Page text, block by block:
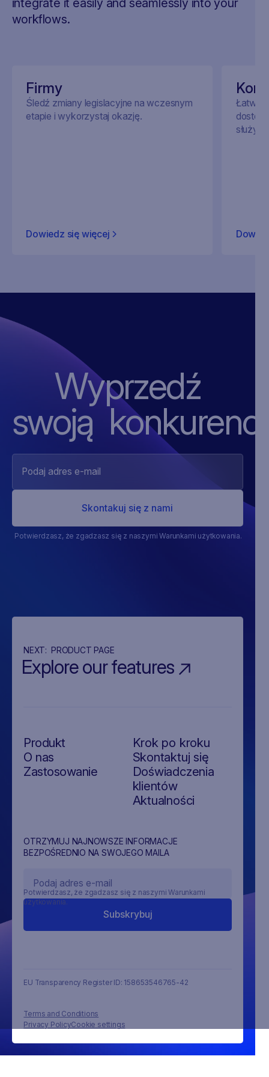
integrate it easily and seamlessly into your
workflows.
Firmy
Śledź zmiany legislacyjne na wczesnym
etapie i wykorzystaj okazję.
Dowiedz się więcej
Łatwo
Wyprzedź
swoją
Potwierdzasz, że zgadzasz się z naszymi Warunkami użytkowania.
NEXT: PRODUCT PAGE
Explore our features
OTRZYMUJ NAJNOWSZE INFORMACJE
BEZPOŚREDNIO NA SWOJEGO MAILA
Potwierdzasz, że zgadzasz się z naszymi Warunkami
użytkowania.
Produkt
O nas
Zastosowanie
Krok po kroku
Skontaktuj się
Doświadczenia
klientów
Aktualności
EU Transparency Register ID: 158653546765-42
Terms and Conditions
Privacy PolicyCookie settings